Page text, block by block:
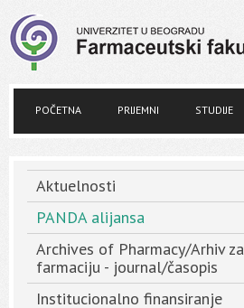
POČETNA PRIJEMNI STUDIJE
Aktuelnosti
PANDA alijansa
Archives of Pharmacy/Arhiv za
farmaciju - journal/časopis
Institucionalno finansiranje